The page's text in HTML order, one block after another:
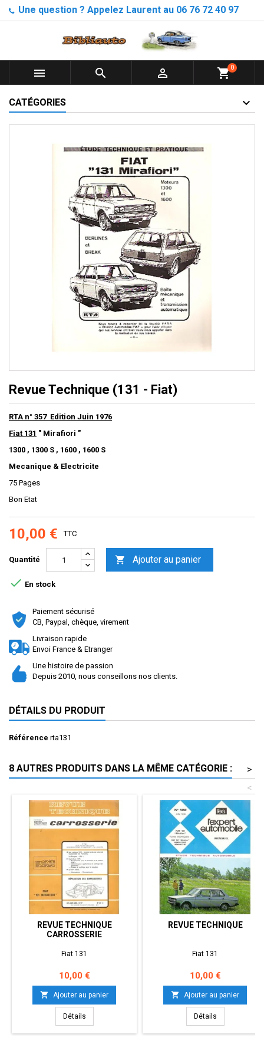
Une question ? Appelez Laurent au 06 76 72 40 97
   shopping_cart0
CATÉGORIES
Revue Technique (131 - Fiat)
RTA n° 357 Edition Juin 1976
Fiat 131 " Mirafiori "
1300 , 1300 S , 1600 , 1600 S
Mecanique & Electricite
75 Pages
Bon Etat
10,00 € TTC
Quantité  Ajouter au panier
 En stock
Paiement sécurisé
CB, Paypal, chèque, virement
Livraison rapide
Envoi France & Etranger
Une histoire de passion
Depuis 2010, nous conseillons nos clients.
DÉTAILS DU PRODUIT
Référence rta131
8 AUTRES PRODUITS DANS LA MÊME CATÉGORIE :
>
<
REVUE TECHNIQUE
CARROSSERIE
Fiat 131
Prix
10,00 €
 Ajouter au panier
Détails
REVUE TECHNIQUE
Fiat 131
Prix
10,00 €
 Ajouter au panier
Détails